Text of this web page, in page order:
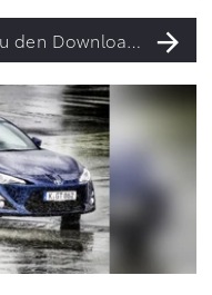
Zu den Downloads